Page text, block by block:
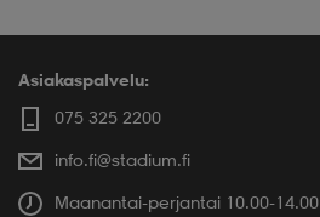
Asiakaspalvelu:
075 325 2200
info.fi@stadium.fi
Maanantai-perjantai 10.00-14.00